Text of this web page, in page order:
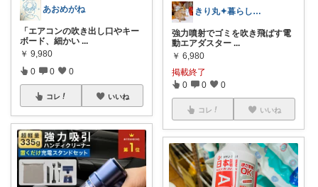
あおめがね
「エアコンの吹き出し口やキー
ボード、細かい ...
￥ 9,980
0 0 0
コレ いいね
きり丸✦暮らしが整う日用雑貨セレクト🐇
強力噴射でゴミを吹き飛ばす電
動エアダスター ...
￥ 6,980
掲載終了
0 0 0
コレ いいね